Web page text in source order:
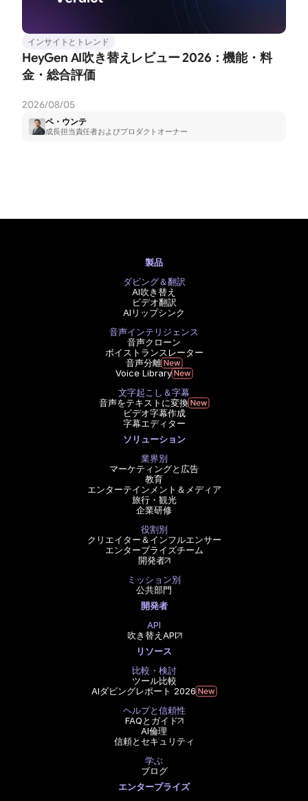
インサイトとトレンド
HeyGen AI吹き替えレビュー 2026：機能・料
金・総合評価
2026/08/05
ペ・ウンテ
成長担当責任者およびプロダクトオーナー
製品
ダビング＆翻訳
AI吹き替え
ビデオ翻訳
AIリップシンク
音声インテリジェンス
音声クローン
ボイストランスレーター
音声分離
Voice Library
文字起こし＆字幕
音声をテキストに変換
ビデオ字幕作成
字幕エディター
ソリューション
業界別
マーケティングと広告
教育
エンターテインメント＆メディア
旅行・観光
企業研修
役割別
クリエイター＆インフルエンサー
エンタープライズチーム
開発者
ミッション別
公共部門
開発者
API
吹き替えAPI
リソース
比較・検討
ツール比較
AIダビングレポート 2026
ヘルプと信頼性
FAQとガイド
AI倫理
信頼とセキュリティ
学ぶ
ブログ
エンタープライズ